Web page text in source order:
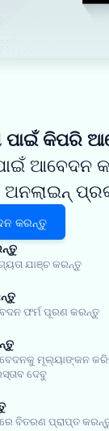
କିପରି
ଆବେଦନ
କରନ୍ତୁ
ଯାଞ୍ଚ କରନ୍ତୁ
ଫର୍ମ ପୂରଣ କରନ୍ତୁ
ମୂଲ୍ୟାଙ୍କନ
ଦେବୁ
ବିତରଣ ପ୍ରାପ୍ତ